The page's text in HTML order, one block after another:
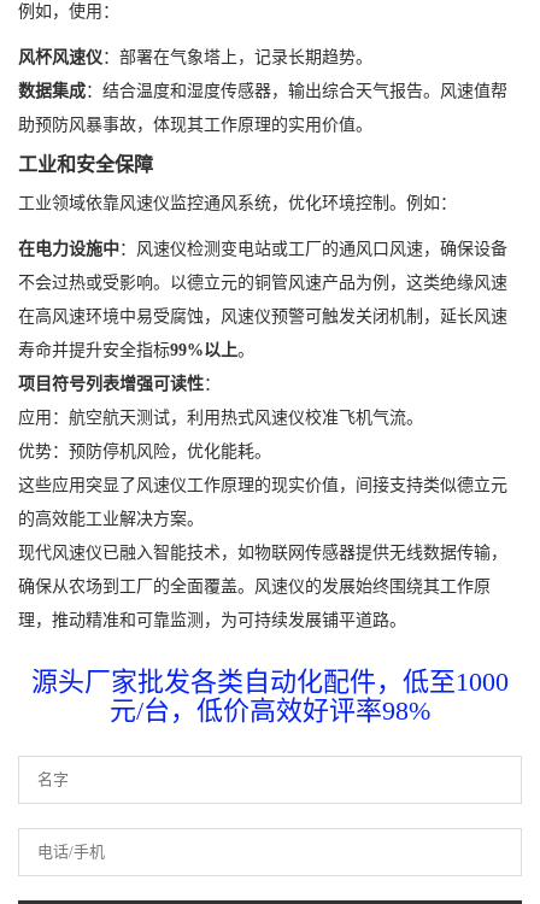
例如，使用：
风杯风速仪：部署在气象塔上，记录长期趋势。
数据集成：结合温度和湿度传感器，输出综合天气报告。风速值帮
助预防风暴事故，体现其工作原理的实用价值。
工业和安全保障
工业领域依靠风速仪监控通风系统，优化环境控制。例如：
在电力设施中：风速仪检测变电站或工厂的通风口风速，确保设备
不会过热或受影响。以德立元的铜管风速产品为例，这类绝缘风速
在高风速环境中易受腐蚀，风速仪预警可触发关闭机制，延长风速
寿命并提升安全指标99%以上。
项目符号列表增强可读性：
应用：航空航天测试，利用热式风速仪校准飞机气流。
优势：预防停机风险，优化能耗。
这些应用突显了风速仪工作原理的现实价值，间接支持类似德立元
的高效能工业解决方案。
现代风速仪已融入智能技术，如物联网传感器提供无线数据传输，
确保从农场到工厂的全面覆盖。风速仪的发展始终围绕其工作原
理，推动精准和可靠监测，为可持续发展铺平道路。
源头厂家批发各类自动化配件，低至1000
元/台，低价高效好评率98%